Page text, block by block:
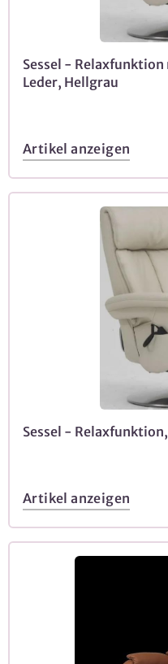
Sessel -
Leder, Hellgrau
Artikel anzeigen
Sessel -
Artikel anzeigen